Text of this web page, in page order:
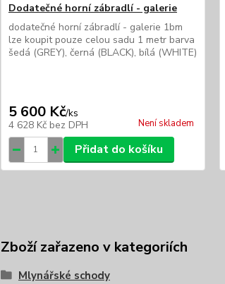
Dodatečné horní zábradlí - galerie
dodatečné horní zábradlí - galerie 1bm
lze koupit pouze celou sadu 1 metr barva
šedá (GREY), černá (BLACK), bílá (WHITE)
5 600 Kč/ks
4 628 Kč bez DPH Není skladem
Přidat do košíku
Zboží zařazeno v kategoriích
Mlynářské schody